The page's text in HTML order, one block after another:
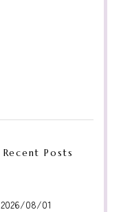
Recent Posts
2026/08/01